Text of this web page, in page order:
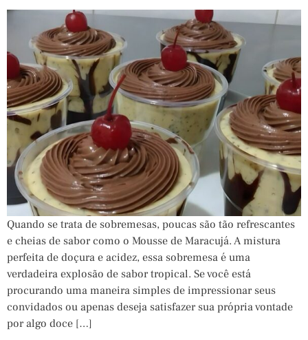
Quando se trata de sobremesas, poucas são tão refrescantes
e cheias de sabor como o Mousse de Maracujá. A mistura
perfeita de doçura e acidez, essa sobremesa é uma
verdadeira explosão de sabor tropical. Se você está
procurando uma maneira simples de impressionar seus
convidados ou apenas deseja satisfazer sua própria vontade
por algo doce […]